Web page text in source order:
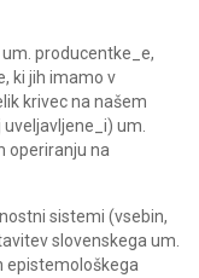
producentke_e,
ki jih imamo v
krivec na našem
um.
operiranju na
sistemi (vsebin,
slovenskega um.
epistemološkega